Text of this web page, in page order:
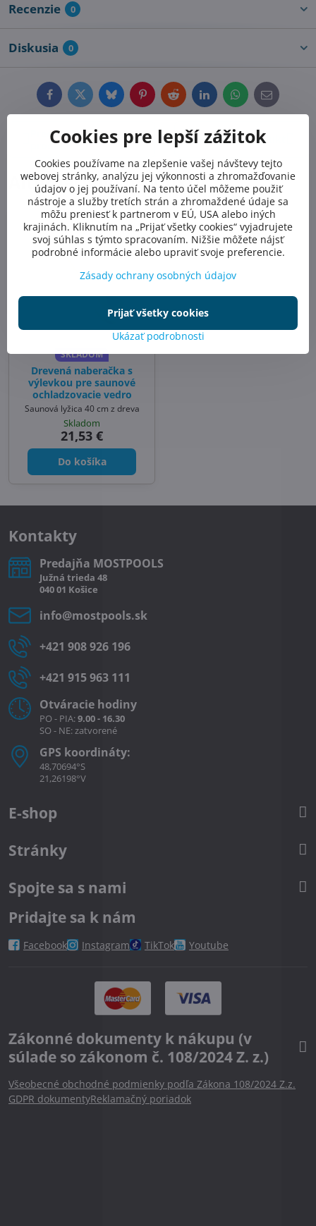
Recenzie 0
Diskusia 0
FacebookTwitterBlueskyPinterestRedditLinkedInWhatsApp
E-
mail
Predchádzajúci
produkt
Nasledujúci produkt
Alternatívne produkty
SKLADOM
Drevená naberačka s
výlevkou pre saunové
ochladzovacie vedro
Saunová lyžica 40 cm z dreva
Skladom
21,53 €
Do košíka
Kontakty
Predajňa MOSTPOOLS
Južná trieda 48
040 01 Košice
info​@mostpools​.sk
+421 908 926 196
+421 915 963 111
Otváracie hodiny
PO - PIA:9.00 - 16.30
SO - NE: zatvorené
GPS koordináty:
48,70694°S
21,26198°V
E-shop
Stránky
Spojte sa s nami
Pridajte sa k nám
Facebook Instagram TikTok Youtube
Zákonné dokumenty k nákupu (v
súlade so zákonom č. 108/2024 Z. z.)
Všeobecné obchodné podmienky podľa Zákona 108/2024 Z.z.
GDPR dokumentyReklamačný poriadok
Cookies pre lepší zážitok
Cookies používame na zlepšenie vašej návštevy tejto
webovej stránky, analýzu jej výkonnosti a zhromažďovanie
údajov o jej používaní. Na tento účel môžeme použiť
nástroje a služby tretích strán a zhromaždené údaje sa
môžu preniesť k partnerom v EÚ, USA alebo iných
krajinách. Kliknutím na „Prijať všetky cookies“ vyjadrujete
svoj súhlas s týmto spracovaním. Nižšie môžete nájsť
podrobné informácie alebo upraviť svoje preferencie.
Zásady ochrany osobných údajov
Ukázať podrobnosti
Prijať všetky cookies